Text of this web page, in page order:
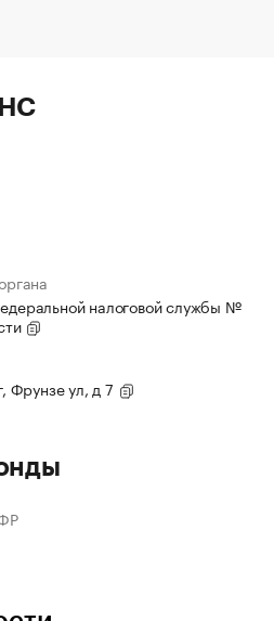
налоговой службы №
Фрунзе ул, д 7